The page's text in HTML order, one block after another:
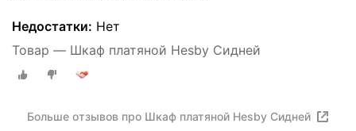
Недостатки: Нет
Товар — Шкаф платяной Hesby Сидней
Больше отзывов про Шкаф платяной Hesby Сидней